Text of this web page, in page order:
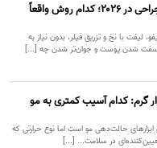
لیفت صورت بدون جراحی در ۲۰۲۶؛ کدام روش واقعاً
لیفت با نخ و تزریق فیلر، بدون نیاز به
سفت شدن پوست و جوان‌تر شدن چه [...]
گرم: کدام آسیب کمتری به مو
ابزارهای حالت‌دهی مو است اما نوع حرارتی که
در سلامت... [...]